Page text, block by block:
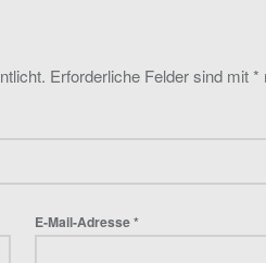
Erforderliche Felder sind mit*
E-Mail-Adresse*